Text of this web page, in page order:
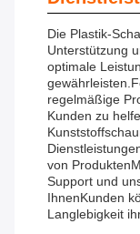
Die Plastik-
Unterstützung
optimale
regelmäßige
Kunden zu
von
Support und
IhnenKunden
Langlebigkeit